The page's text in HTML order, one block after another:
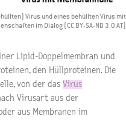
Virus und eines behüllten Virus mit
im Dialog (CC BY-SA-ND 3.0 AT)
Lipid-Doppelmembran und
den Hüllproteinen. Die
von der das Virus
Virusart aus der
aus Membranen im